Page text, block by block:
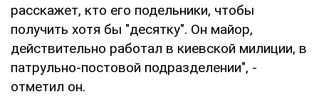
расскажет, кто его подельники, чтобы
получить хотя бы "десятку". Он майор,
действительно работал в киевской милиции, в
патрульно-постовой подразделении", -
отметил он.